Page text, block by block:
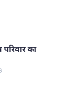
परिवार का